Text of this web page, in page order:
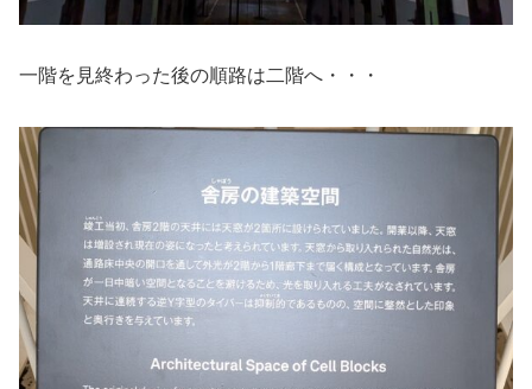
一階を見終わった後の順路は二階へ・・・